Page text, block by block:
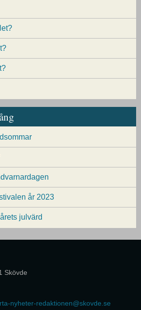
år 2023
julvärd
Skövde
nyheter-redaktionen@skovde.se